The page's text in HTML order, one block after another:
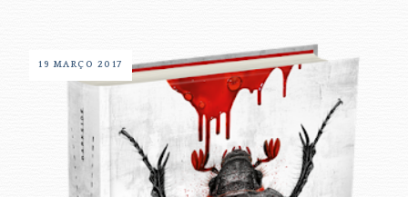
19 MARÇO 2017